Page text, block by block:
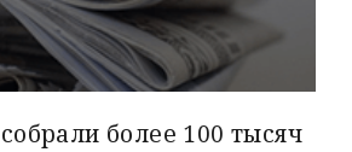
более 100 тысяч